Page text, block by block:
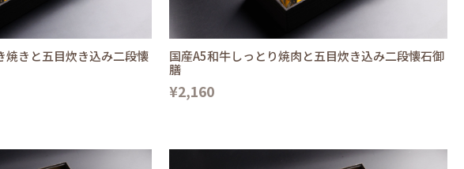
焼きと五目炊き込み二段懐
国産A5和牛しっとり焼肉と五目炊き込み二段懐石御
膳
¥2,160